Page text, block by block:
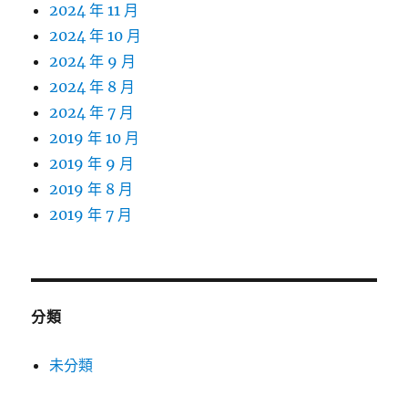
2024 年 11 月
2024 年 10 月
2024 年 9 月
2024 年 8 月
2024 年 7 月
2019 年 10 月
2019 年 9 月
2019 年 8 月
2019 年 7 月
分類
未分類